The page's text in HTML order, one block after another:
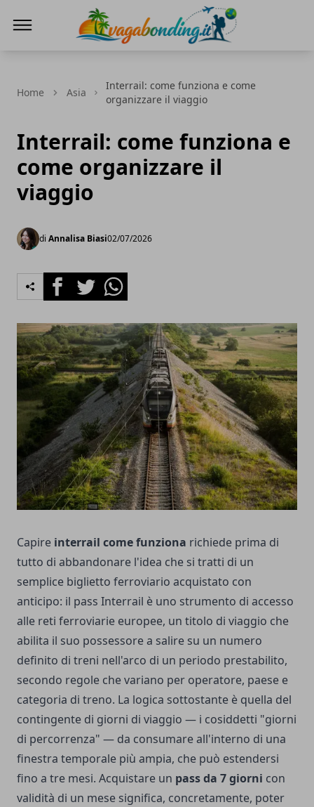
Home Asia
Interrail: come funziona e come
organizzare il viaggio
Interrail: come funziona e
come organizzare il
viaggio
di Annalisa Biasi02/07/2026
FacebookTwitterWhatsapp
Capire interrail come funziona richiede prima di
tutto di abbandonare l'idea che si tratti di un
semplice biglietto ferroviario acquistato con
anticipo: il pass Interrail è uno strumento di accesso
alle reti ferroviarie europee, un titolo di viaggio che
abilita il suo possessore a salire su un numero
definito di treni nell'arco di un periodo prestabilito,
secondo regole che variano per operatore, paese e
categoria di treno. La logica sottostante è quella del
contingente di giorni di viaggio — i cosiddetti "giorni
di percorrenza" — da consumare all'interno di una
finestra temporale più ampia, che può estendersi
fino a tre mesi. Acquistare un pass da 7 giorni con
validità di un mese significa, concretamente, poter